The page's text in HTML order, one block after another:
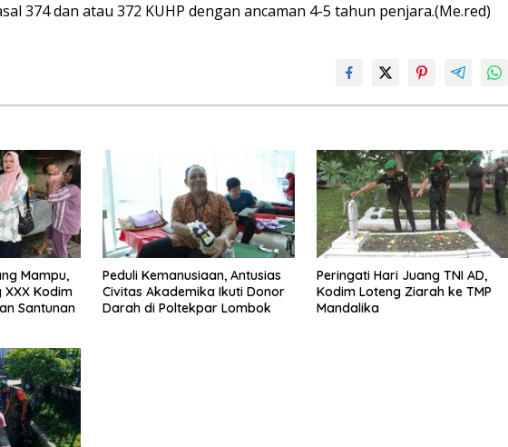
374 dan atau 372 KUHP dengan ancaman 4-5 tahun penjara.(Me.red)
Mampu,
XXX Kodim
Santunan
Peduli Kemanusiaan, Antusias
Civitas Akademika Ikuti Donor
Darah di Poltekpar Lombok
Peringati Hari Juang TNI AD,
Kodim Loteng Ziarah ke TMP
Mandalika